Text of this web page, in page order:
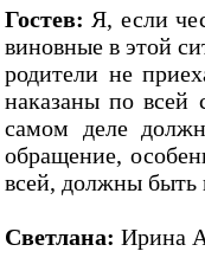
Гостев: Я, если
виновные в этой
родители не
наказаны по всей
самом деле
обращение,
всей, должны быть
Светлана: Ирина